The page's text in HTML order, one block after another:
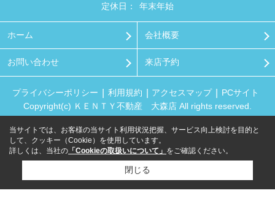
定休日：
年末年始
ホーム 会社概要
お問い合わせ 来店予約
プライバシーポリシー 利用規約 アクセスマップ
PCサイト
Copyright(c) ＫＥＮＴＹ不動産 大森店 All rights reserved.
当サイトでは、お客様の当サイト利用状況把握、サービス向上検討を目的と
して、クッキー（Cookie）を使用しています。
詳しくは、当社の 「Cookieの取扱いについて」 をご確認ください。
閉じる